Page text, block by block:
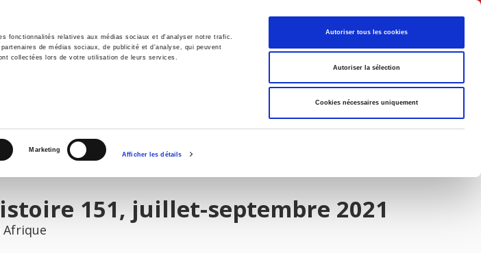
fonctionnalités relatives aux médias sociaux et d'analyser notre trafic.
de médias sociaux, de publicité et d'analyse, qui peuvent
collectées lors de votre utilisation de leurs services.
Marketing
Afficher les détails
Autoriser tous les cookies
Autoriser la sélection
Cookies nécessaires uniquement
Français
Histoire International
151, juillet-septembre 2021